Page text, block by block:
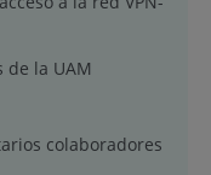
de la UAM
colaboradores